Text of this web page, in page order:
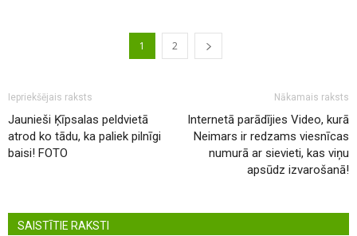
1 2
Iepriekšējais raksts
Jaunieši Ķīpsalas peldvietā
atrod ko tādu, ka paliek pilnīgi
baisi! FOTO
Nākamais raksts
Internetā parādījies Video, kurā
Neimars ir redzams viesnīcas
numurā ar sievieti, kas viņu
apsūdz izvarošanā!
SAISTĪTIE RAKSTI